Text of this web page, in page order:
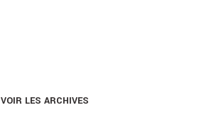
VOIR LES ARCHIVES